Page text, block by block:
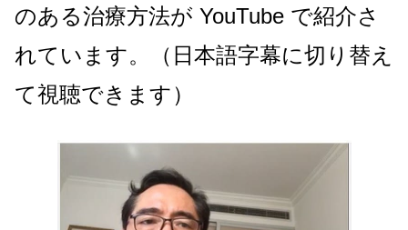
のある治療方法が YouTube で紹介さ
れています。（日本語字幕に切り替え
て視聴できます）